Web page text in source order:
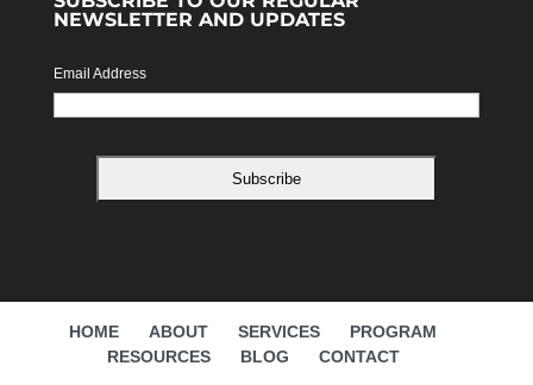
NEWSLETTER AND UPDATES
Email Address
HOME ABOUT SERVICES
PROGRAM
RESOURCES
BLOG CONTACT